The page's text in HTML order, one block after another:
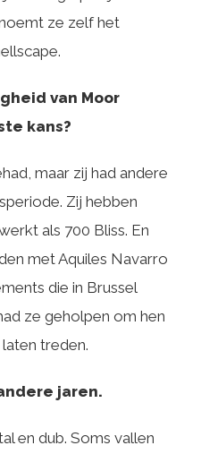
ze zelf het
van Moor
kans?
maar zij had andere
Zij hebben
als 700 Bliss. En
met Aquiles Navarro
die in Brussel
ze geholpen om hen
treden.
jaren.
en dub. Soms vallen